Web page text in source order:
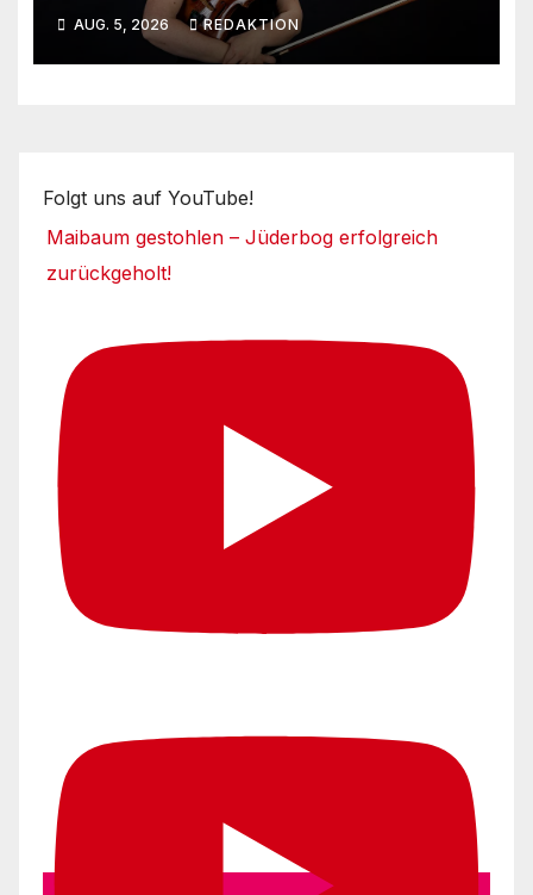
Kirche
AUG. 5, 2026 REDAKTION
Folgt uns auf YouTube!
Maibaum gestohlen – Jüderbog erfolgreich
zurückgeholt!